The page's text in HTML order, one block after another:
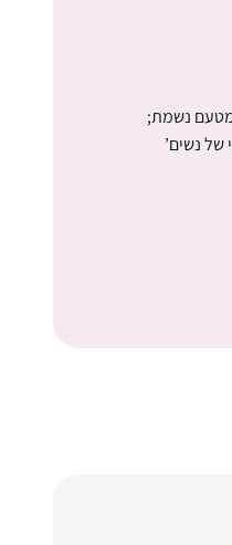
מטעם נשמת;
של נשים’